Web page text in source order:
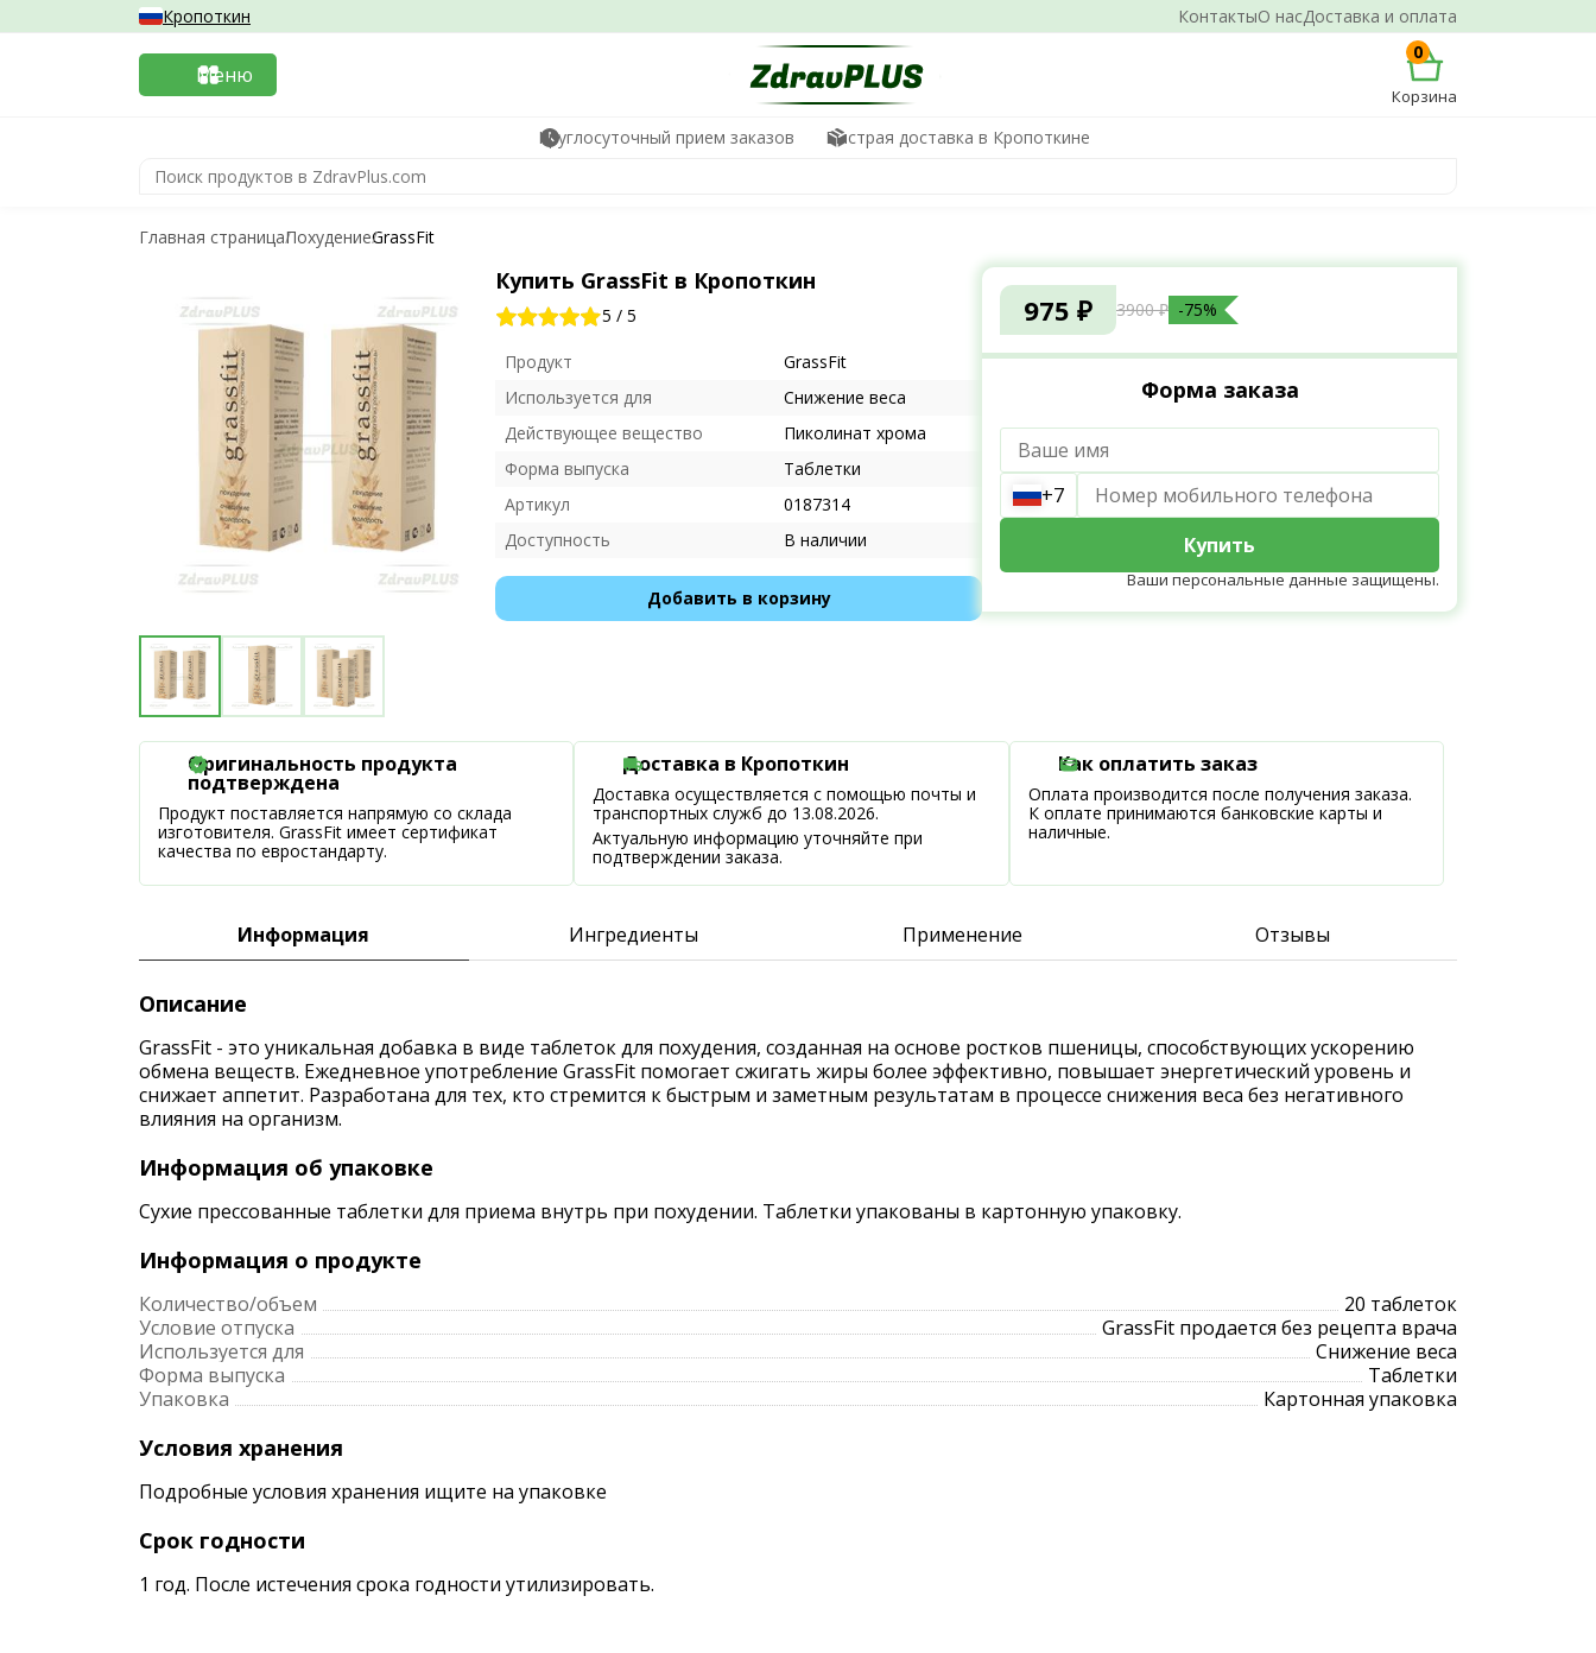
КонтактыО насДоставка и оплата
Кропоткин
Меню
0
Корзина
Круглосуточный прием заказов Быстрая доставка в Кропоткине
Главная страницаПохудениеGrassFit
Купить GrassFit в Кропоткин
5 / 5
Продукт
GrassFit
Используется для
Снижение веса
Действующее вещество
Пиколинат хрома
Форма выпуска
Таблетки
Артикул
0187314
Доступность
В наличии
Добавить в корзину
975 ₽ 3900 ₽ -75%
Форма заказа
+7
Купить
Ваши персональные данные защищены.
Оригинальность продукта
подтверждена
Продукт поставляется напрямую со склада
изготовителя. GrassFit имеет сертификат
качества по евростандарту.
Доставка в Кропоткин
Доставка осуществляется с помощью почты и
транспортных служб до 13.08.2026.
Актуальную информацию уточняйте при
подтверждении заказа.
Как оплатить заказ
Оплата производится после получения заказа.
К оплате принимаются банковские карты и
наличные.
Информация Ингредиенты Применение Отзывы
Описание
GrassFit - это уникальная добавка в виде таблеток для похудения, созданная на основе ростков пшеницы, способствующих ускорению
обмена веществ. Ежедневное употребление GrassFit помогает сжигать жиры более эффективно, повышает энергетический уровень и
снижает аппетит. Разработана для тех, кто стремится к быстрым и заметным результатам в процессе снижения веса без негативного
влияния на организм.
Информация об упаковке
Сухие прессованные таблетки для приема внутрь при похудении. Таблетки упакованы в картонную упаковку.
Информация о продукте
Количество/объем
20 таблеток
Условие отпуска
GrassFit продается без рецепта врача
Используется для
Снижение веса
Форма выпуска
Таблетки
Упаковка
Картонная упаковка
Условия хранения
Подробные условия хранения ищите на упаковке
Срок годности
1 год. После истечения срока годности утилизировать.